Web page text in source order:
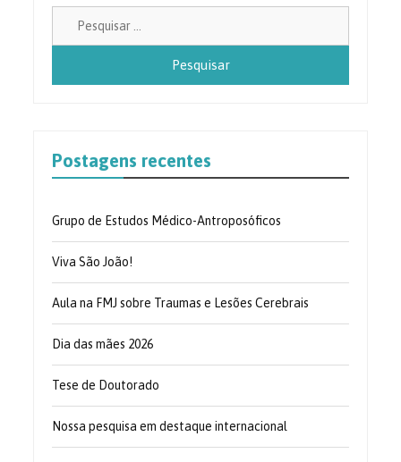
Postagens recentes
Grupo de Estudos Médico-Antroposóficos
Viva São João!
Aula na FMJ sobre Traumas e Lesões Cerebrais
Dia das mães 2026
Tese de Doutorado
Nossa pesquisa em destaque internacional